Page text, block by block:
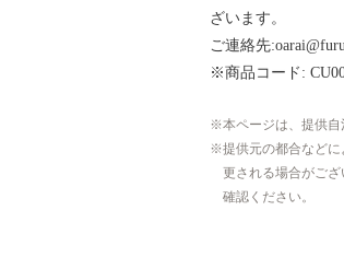
ざいます。
ご連絡先
※商品コード:
本ページは、提供自
提供元の都合など
更される場合がご
確認ください。